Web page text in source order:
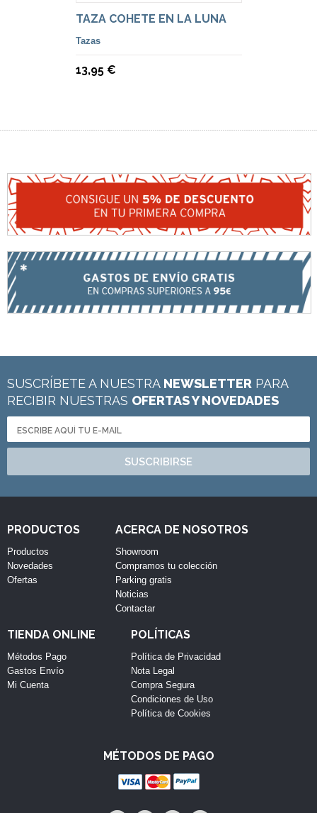
TAZA COHETE EN LA LUNA
Tazas
13,95 €
SUSCRÍBETE A NUESTRA NEWSLETTER PARA
RECIBIR NUESTRAS OFERTAS Y NOVEDADES
SUSCRIBIRSE
PRODUCTOS
Productos
Novedades
Ofertas
ACERCA DE NOSOTROS
Showroom
Compramos tu colección
Parking gratis
Noticias
Contactar
TIENDA ONLINE
Métodos Pago
Gastos Envío
Mi Cuenta
POLÍTICAS
Política de Privacidad
Nota Legal
Compra Segura
Condiciones de Uso
Política de Cookies
MÉTODOS DE PAGO